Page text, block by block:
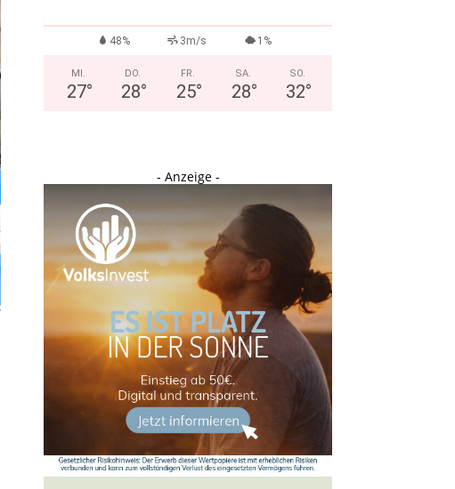
48% 3m/s 1%
MI.
27°
DO.
28°
FR.
25°
SA.
28°
SO.
32°
- Anzeige -